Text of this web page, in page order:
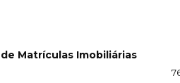
Matrículas Imobiliárias